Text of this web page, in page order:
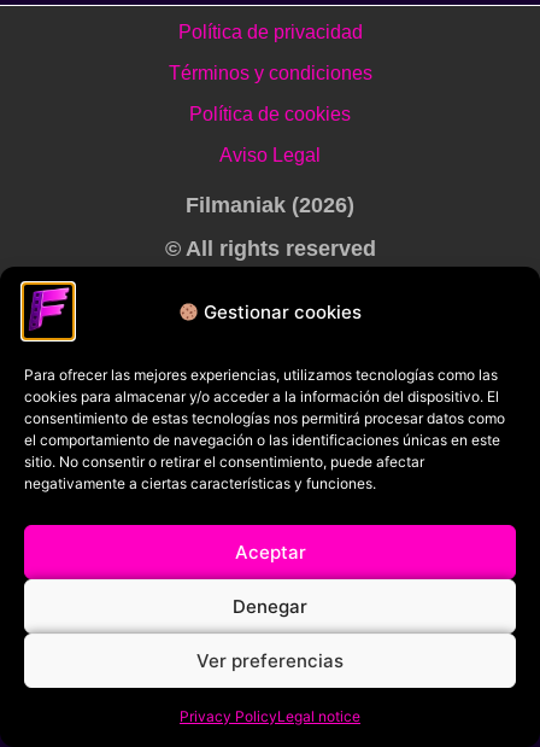
Gestionar cookies
Para ofrecer las mejores experiencias, utilizamos tecnologías como las
cookies para almacenar y/o acceder a la información del dispositivo. El
consentimiento de estas tecnologías nos permitirá procesar datos como
el comportamiento de navegación o las identificaciones únicas en este
sitio. No consentir o retirar el consentimiento, puede afectar
negativamente a ciertas características y funciones.
Aceptar
Denegar
Ver preferencias
Privacy PolicyLegal notice
Política de privacidad
Términos y condiciones
Política de cookies
Aviso Legal
Filmaniak (2026)
© All rights reserved